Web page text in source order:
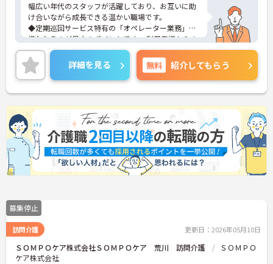
幅広い年代のスタッフが活躍しており、お互いに助
け合いながら成長できる温かい職場です。
◆定期巡回サービス特有の「オペレーター業務」に
携われるのが最大のポイントです。 利用者様からの
緊急コールを受け、状況をヒアリングし、「訪問が
必要か」「看護師への連絡が必要か」を瞬時に判断
して指示を出します。 単なる身体介助だけでなく、
医療・看護との連携スキルや、状況判断能力（トリ
アージ能力）といった、ワンランク上の専門性が身
につきます。将来的に管理者やケアマネジャーを目
指す上でも非常に有利な経験となります。
◆現場のスペシャリストを目指す道はもちろん、将
来的なキャリアの選択肢が豊富です。
詳細を見る 無料 紹介してもらう
募集停止
訪問介護 更新日：2026年05月10日
ＳＯＭＰＯケア株式会社ＳＯＭＰＯケア 荒川 訪問介護
ＳＯＭＰＯ
ケア株式会社